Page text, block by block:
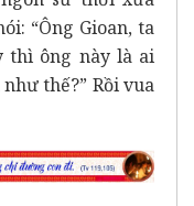
“Ông Gioan, ta
thì ông này là ai
thế?” Rồi vua